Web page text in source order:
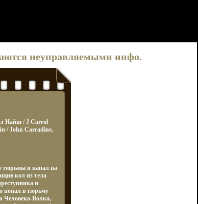
неуправляемыми инфо.
Найш / J Carrol
/ John Carradine,
тюрьмы и напал на
кол из тела
и
попал в тюрьму
Человека-Волка,